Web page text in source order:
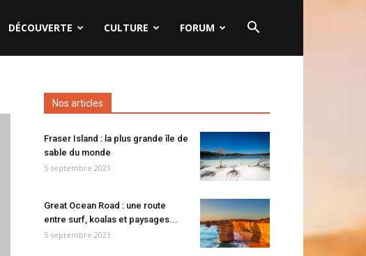
DÉCOUVERTE CULTURE FORUM
Nos articles
Fraser Island : la plus grande île de
sable du monde
5 septembre 2023
Great Ocean Road : une route
entre surf, koalas et paysages...
5 septembre 2023